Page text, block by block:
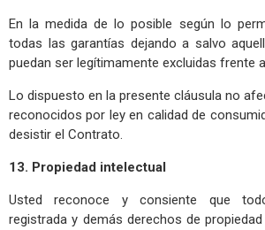
En la medida de lo posible según lo
todas las garantías dejando a salvo
puedan ser legítimamente excluidas frente
Lo dispuesto en la presente cláusula no
reconocidos por ley en calidad de
desistir el Contrato.
13. Propiedad intelectual
Usted reconoce y consiente que
registrada y demás derechos de